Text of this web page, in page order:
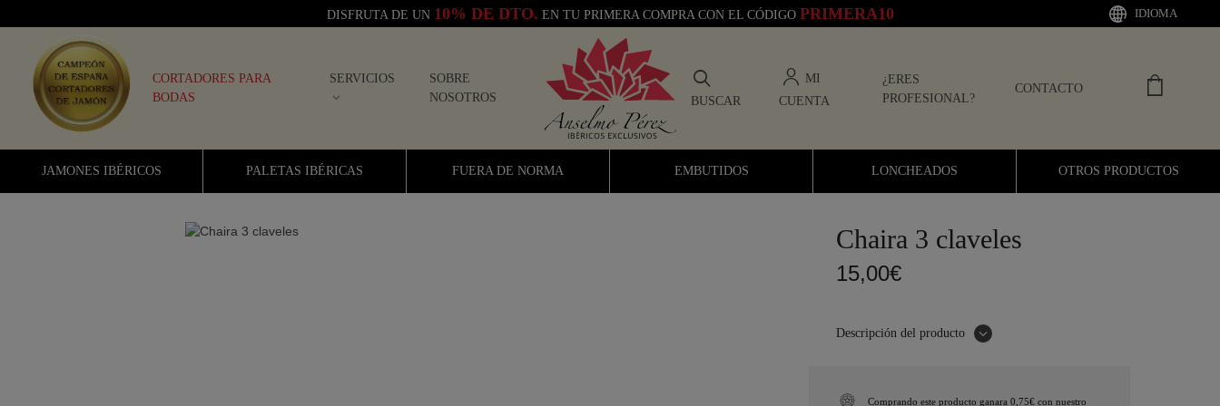
DISFRUTA DE UN 10% DE DTO. EN TU PRIMERA COMPRA CON EL CÓDIGO PRIMERA10 IDIOMA
CORTADORES PARA
BODAS
SERVICIOS
SOBRE
NOSOTROS
Anselmo Pérez Tienda de Jamones Ibéricos
BUSCAR
MI
CUENTA
¿ERES
PROFESIONAL?
CONTACTO
JAMONES IBÉRICOS PALETAS IBÉRICAS FUERA DE NORMA EMBUTIDOS LONCHEADOS OTROS PRODUCTOS
Chaira 3 claveles
15,00€
Descripción del producto
Comprando este producto ganara 0,75€ con nuestro